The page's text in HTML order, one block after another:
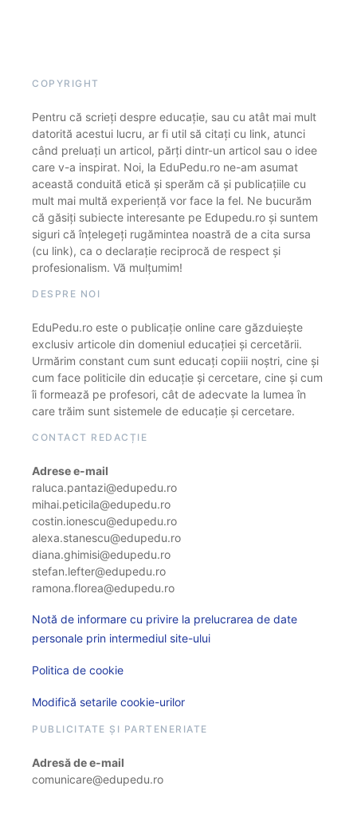
COPYRIGHT
Pentru că scrieți despre educație, sau cu atât mai mult
datorită acestui lucru, ar fi util să citați cu link, atunci
când preluați un articol, părți dintr-un articol sau o idee
care v-a inspirat. Noi, la EduPedu.ro ne-am asumat
această conduită etică și sperăm că și publicațiile cu
mult mai multă experiență vor face la fel. Ne bucurăm
că găsiți subiecte interesante pe Edupedu.ro și suntem
siguri că înțelegeți rugămintea noastră de a cita sursa
(cu link), ca o declarație reciprocă de respect și
profesionalism. Vă mulțumim!
DESPRE NOI
EduPedu.ro este o publicație online care găzduiește
exclusiv articole din domeniul educației și cercetării.
Urmărim constant cum sunt educați copiii noștri, cine și
cum face politicile din educație și cercetare, cine și cum
îi formează pe profesori, cât de adecvate la lumea în
care trăim sunt sistemele de educație și cercetare.
CONTACT REDACȚIE
Adrese e-mail
raluca.pantazi@edupedu.ro
mihai.peticila@edupedu.ro
costin.ionescu@edupedu.ro
alexa.stanescu@edupedu.ro
diana.ghimisi@edupedu.ro
stefan.lefter@edupedu.ro
ramona.florea@edupedu.ro
Notă de informare cu privire la prelucrarea de date
personale prin intermediul site-ului
Politica de cookie
Modifică setarile cookie-urilor
PUBLICITATE ȘI PARTENERIATE
Adresă de e-mail
comunicare@edupedu.ro